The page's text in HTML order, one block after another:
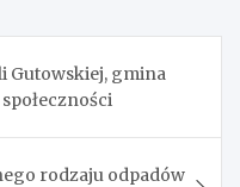
Gutowskiej, gmina
rodzaju odpadów